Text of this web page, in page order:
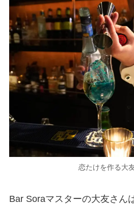
恋たけを作る大
Bar Soraマスターの大友さん